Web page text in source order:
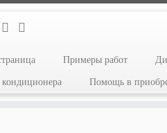
Примеры работ
кондиционера Помощь в